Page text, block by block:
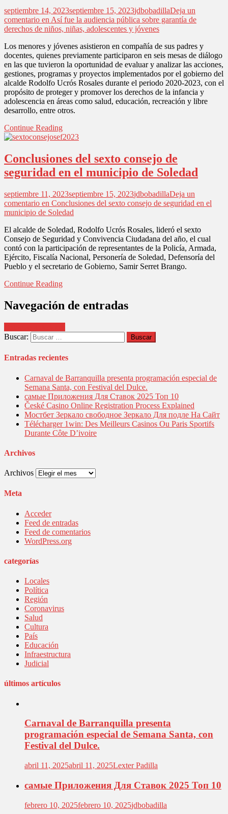
septiembre 14, 2023septiembre 15, 2023jdbobadillaDeja un
comentario en Así fue la audiencia pública sobre garantía de
derechos de niños, niñas, adolescentes y jóvenes
Los menores y jóvenes asistieron en compañía de sus padres y
docentes, quienes previamente participaron en seis mesas de diálogo
en las que tuvieron la oportunidad de evaluar y analizar las acciones,
gestiones, programas y proyectos implementados por el gobierno del
alcalde Rodolfo Ucrós Rosales durante el periodo 2020-2023, con el
propósito de proteger y promover los derechos de la infancia y
adolescencia en áreas como salud, educación, recreación y libre
desarrollo, entre otros.
Continue Reading
Conclusiones del sexto consejo de
seguridad en el municipio de Soledad
septiembre 11, 2023septiembre 15, 2023jdbobadillaDeja un
comentario en Conclusiones del sexto consejo de seguridad en el
municipio de Soledad
El alcalde de Soledad, Rodolfo Ucrós Rosales, lideró el sexto
Consejo de Seguridad y Convivencia Ciudadana del año, el cual
contó con la participación de representantes de la Policía, Armada,
Ejército, Fiscalía Nacional, Personería de Soledad, Defensoría del
Pueblo y el secretario de Gobierno, Samir Serret Brango.
Continue Reading
Navegación de entradas
Buscar:
Entradas recientes
Carnaval de Barranquilla presenta programación especial de
Semana Santa, con Festival del Dulce.
самые Приложения Для Ставок 2025 Топ 10
České Casino Online Registration Process Explained
Мостбет Зеркало свободное Зеркало Для подле На Сайт
Télécharger 1win: Des Meilleurs Casinos Ou Paris Sportifs
Durante Côte D’ivoire
Archivos
Archivos
Meta
Acceder
Feed de entradas
Feed de comentarios
WordPress.org
categorías
Locales
Política
Región
Coronavirus
Salud
Cultura
País
Educación
Infraestructura
Judicial
últimos artículos
Carnaval de Barranquilla presenta
programación especial de Semana Santa, con
Festival del Dulce.
abril 11, 2025abril 11, 2025Lexter Padilla
самые Приложения Для Ставок 2025 Топ 10
febrero 10, 2025febrero 10, 2025jdbobadilla